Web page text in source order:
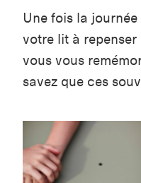
Une fois la
votre lit à
vous vous
savez que ces